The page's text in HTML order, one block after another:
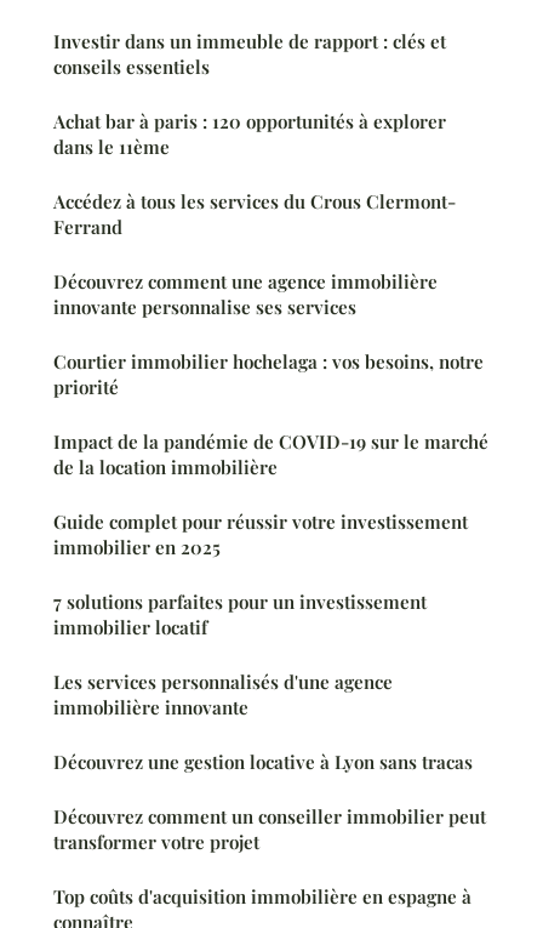
Investir dans un immeuble de rapport : clés et
conseils essentiels
Achat bar à paris : 120 opportunités à explorer
dans le 11ème
Accédez à tous les services du Crous Clermont-
Ferrand
Découvrez comment une agence immobilière
innovante personnalise ses services
Courtier immobilier hochelaga : vos besoins, notre
priorité
Impact de la pandémie de COVID-19 sur le marché
de la location immobilière
Guide complet pour réussir votre investissement
immobilier en 2025
7 solutions parfaites pour un investissement
immobilier locatif
Les services personnalisés d'une agence
immobilière innovante
Découvrez une gestion locative à Lyon sans tracas
Découvrez comment un conseiller immobilier peut
transformer votre projet
Top coûts d'acquisition immobilière en espagne à
connaître